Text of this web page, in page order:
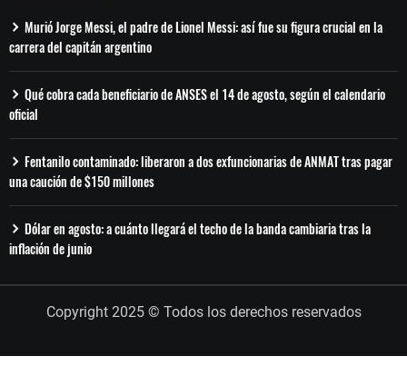
Murió Jorge Messi, el padre de Lionel Messi: así fue su figura crucial en la
carrera del capitán argentino
Qué cobra cada beneficiario de ANSES el 14 de agosto, según el calendario
oficial
Fentanilo contaminado: liberaron a dos exfuncionarias de ANMAT tras pagar
una caución de $150 millones
Dólar en agosto: a cuánto llegará el techo de la banda cambiaria tras la
inflación de junio
Copyright 2025 © Todos los derechos reservados